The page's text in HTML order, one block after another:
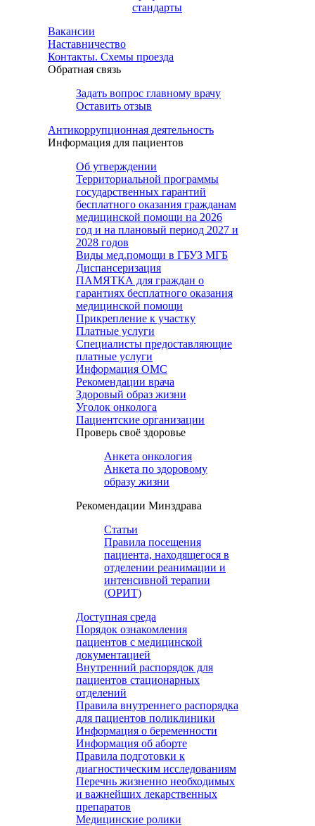
стандарты
Вакансии
Наставничество
Контакты. Схемы проезда
Обратная связь
Задать вопрос главному врачу
Оставить отзыв
Антикоррупционная деятельность
Информация для пациентов
Об утверждении
Территориальной программы
государственных гарантий
бесплатного оказания гражданам
медицинской помощи на 2026
год и на плановый период 2027 и
2028 годов
Виды мед.помощи в ГБУЗ МГБ
Диспансеризация
ПАМЯТКА для граждан о
гарантиях бесплатного оказания
медицинской помощи
Прикрепление к участку
Платные услуги
Специалисты предоставляющие
платные услуги
Информация ОМС
Рекомендации врача
Здоровый образ жизни
Уголок онколога
Пациентские организации
Проверь своё здоровье
Анкета онкология
Анкета по здоровому
образу жизни
Рекомендации Минздрава
Статьи
Правила посещения
пациента, находящегося в
отделении реанимации и
интенсивной терапии
(ОРИТ)
Доступная среда
Порядок ознакомления
пациентов с медицинской
документацией
Внутренний распорядок для
пациентов стационарных
отделений
Правила внутреннего распорядка
для пациентов поликлиники
Информация о беременности
Информация об аборте
Правила подготовки к
диагностическим исследованиям
Перечнь жизненно необходимых
и важнейших лекарственных
препаратов
Медицинские ролики